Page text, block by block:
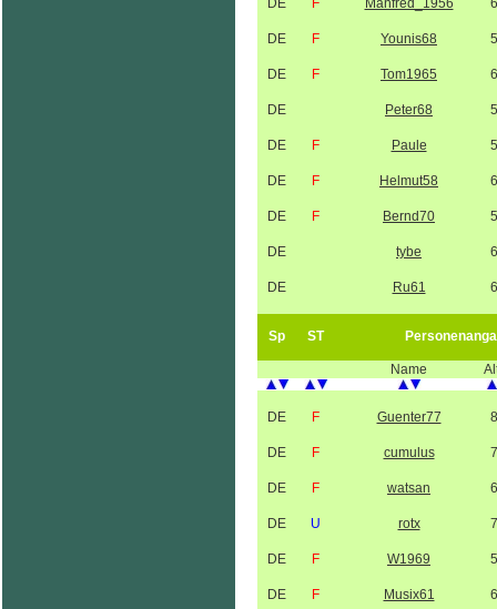
DE F Manfred_1956
DE F Younis68
DE F Tom1965
DE Peter68
DE F Paule
DE F Helmut58
DE F Bernd70
DE tybe
DE Ru61
Sp ST
Name
DE F Guenter77
DE F cumulus
DE F watsan
DE U rotx
DE F W1969
DE F Musix61